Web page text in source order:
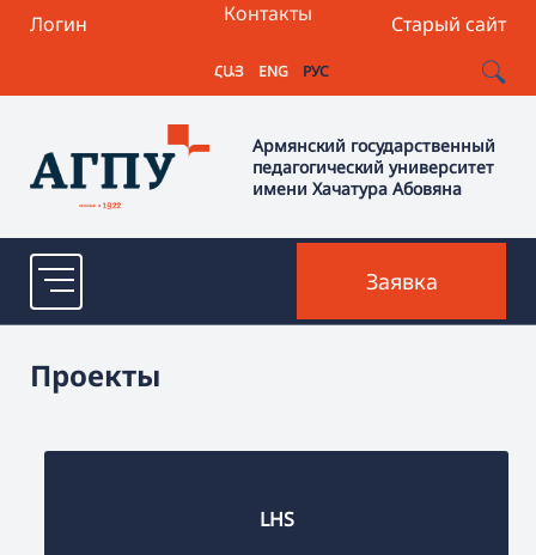
Логин Старый сайт
Контакты
ՀԱՅ ENG РУС
Армянский государственный
педагогический университет
имени Хачатура Абовяна
Заявка
Проекты
LHS